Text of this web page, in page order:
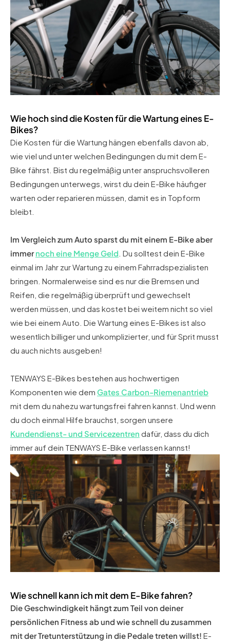
Wie hoch sind die Kosten für die Wartung eines E-
Bikes?
Die Kosten für die Wartung hängen ebenfalls davon ab,
wie viel und unter welchen Bedingungen du mit dem E-
Bike fährst. Bist du regelmäßig unter anspruchsvolleren
Bedingungen unterwegs, wirst du dein E-Bike häufiger
warten oder reparieren müssen, damit es in Topform
bleibt.
Im Vergleich zum Auto sparst du mit einem E-Bike aber
immernoch eine Menge Geld . Du solltest dein E-Bike
einmal im Jahr zur Wartung zu einem Fahrradspezialisten
bringen. Normalerweise sind es nur die Bremsen und
Reifen, die regelmäßig überprüft und gewechselt
werden müssen, und das kostet bei weitem nicht so viel
wie bei einem Auto. Die Wartung eines E-Bikes ist also
wesentlich billiger und unkomplizierter, und für Sprit musst
du auch nichts ausgeben!
TENWAYS E-Bikes bestehen aus hochwertigen
Komponenten wie dem Gates Carbon-Riemenantrieb
mit dem du nahezu wartungsfrei fahren kannst. Und wenn
du doch einmal Hilfe brauchst, sorgen unsere
Kundendienst- und Servicezentren dafür, dass du dich
immer auf dein TENWAYS E-Bike verlassen kannst!
Wie schnell kann ich mit dem E-Bike fahren?
Die Geschwindigkeit hängt zum Teil von deiner
persönlichen Fitness ab und wie schnell du zusammen
mit der Tretunterstützung in die Pedale treten willst! E-